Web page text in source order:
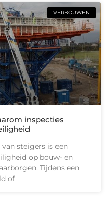
VERBOUWEN
inspecties
steigers is een
op bouw- en
Tijdens een
of